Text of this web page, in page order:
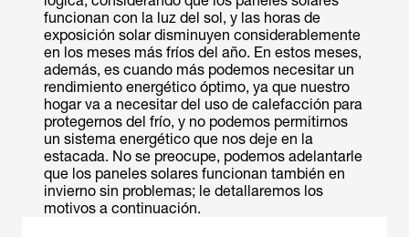
funcionan con la luz del sol, y las horas de
exposición solar disminuyen considerablemente
en los meses más fríos del año. En estos meses,
además, es cuando más podemos necesitar un
rendimiento energético óptimo, ya que nuestro
hogar va a necesitar del uso de calefacción para
protegernos del frío, y no podemos permitirnos
un sistema energético que nos deje en la
estacada. No se preocupe, podemos adelantarle
que los paneles solares funcionan también en
invierno sin problemas; le detallaremos los
motivos a continuación.